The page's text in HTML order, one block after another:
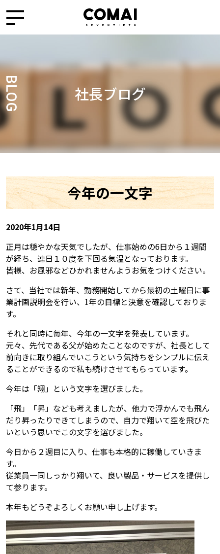
BLOG 社長ブログ
今年の一文字
2020年1月14日
正月は穏やかな天気でしたが、仕事始めの6日から１週間
が経ち、連日１０度を下回る気温となっております。
皆様、お風邪などひかれませんようお気をつけください。
さて、当社では新年、勤務開始してから最初の土曜日に事
業計画説明会を行い、1年の目標と決意を確認しておりま
す。
それと同時に毎年、今年の一文字を発表しています。
元々、先代である父が始めたことなのですが、社長として
前向きに取り組んでいこうという気持ちをシンプルに伝え
ることができるので私も続けさせてもらっています。
今年は「翔」という文字を選びました。
「飛」「昇」なども考えましたが、他力で浮かんでも飛ん
だり昇ったりできてしまうので、自力で翔いて空を飛びた
いという思いでこの文字を選びました。
今日から２週目に入り、仕事も本格的に稼働していきま
す。
従業員一同しっかり翔いて、良い製品・サービスを提供し
て参ります。
本年もどうぞよろしくお願い申し上げます。